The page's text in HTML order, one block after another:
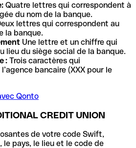
Quatre lettres qui correspondent à
du nom de la banque.
lettres qui correspondent au
la banque.
Une lettre et un chiffre qui
lieu du siège social de la banque.
: Trois caractères qui
bancaire (XXX pour le
Qonto
CREDIT UNION
de votre code Swift,
le pays, le lieu et le code de